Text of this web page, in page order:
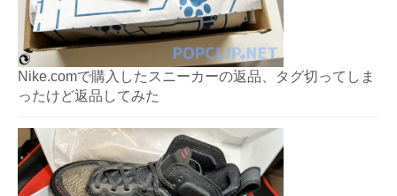
Nike.comで購入したスニーカーの返品、タグ切ってしま
ったけど返品してみた